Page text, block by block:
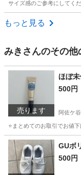
サイズ感のご参考にしてく
東京 板橋区
もっと見る
みき さんのその他
売ります
ほぼ
500円
阿佐ケ
⭐️まとめてのお取引でお値
東京 杉並区 阿佐
GUボ
500円